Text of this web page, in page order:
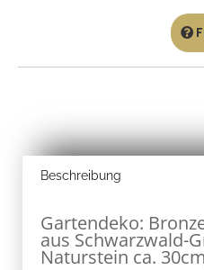
Beschreibung
Gartendeko:
aus Schwarzwald-
Naturstein ca.